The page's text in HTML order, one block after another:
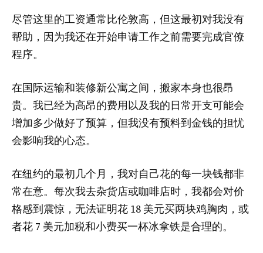
尽管这里的工资通常比伦敦高，但这最初对我没有
帮助，因为我还在开始申请工作之前需要完成官僚
程序。
在国际运输和装修新公寓之间，搬家本身也很昂
贵。我已经为高昂的费用以及我的日常开支可能会
增加多少做好了预算，但我没有预料到金钱的担忧
会影响我的心态。
在纽约的最初几个月，我对自己花的每一块钱都非
常在意。每次我去杂货店或咖啡店时，我都会对价
格感到震惊，无法证明花 18 美元买两块鸡胸肉，或
者花 7 美元加税和小费买一杯冰拿铁是合理的。